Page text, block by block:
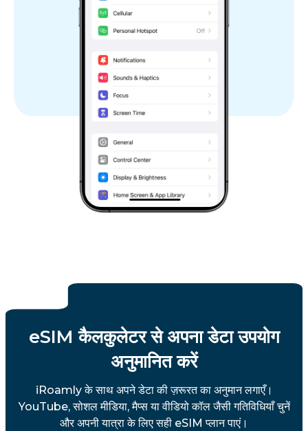
eSIM कैलकुलेटर से अपना डेटा उपयोग
अनुमानित करें
iRoamly के साथ अपने डेटा की ज़रूरत का अनुमान लगाएँ।
YouTube, सोशल मीडिया, मैप्स या वीडियो कॉल जैसी गतिविधियाँ चुनें
और अपनी यात्रा के लिए सही eSIM प्लान पाएं।